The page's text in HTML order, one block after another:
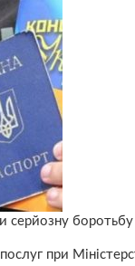
серйозну
при